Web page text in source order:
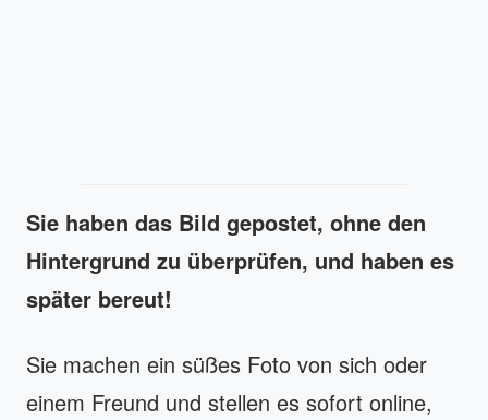
Sie haben das Bild gepostet, ohne den
Hintergrund zu überprüfen, und haben es
später bereut!
Sie machen ein süßes Foto von sich oder
einem Freund und stellen es sofort online,